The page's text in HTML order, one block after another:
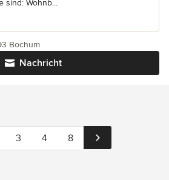
sind: Wohnb...
Nachricht
Bochum
3 4 8